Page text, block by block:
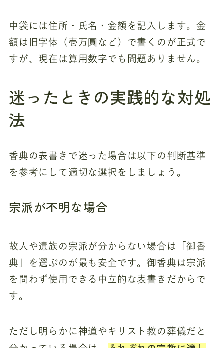
中袋には住所・氏名・金額を記入します。金
額は旧字体（壱万圓など）で書くのが正式で
すが、現在は算用数字でも問題ありません。
迷ったときの実践的な対処
法
香典の表書きで迷った場合は以下の判断基準
を参考にして適切な選択をしましょう。
宗派が不明な場合
故人や遺族の宗派が分からない場合は「御香
典」を選ぶのが最も安全です。御香典は宗派
を問わず使用できる中立的な表書きだからで
す。
ただし明らかに神道やキリスト教の葬儀だと